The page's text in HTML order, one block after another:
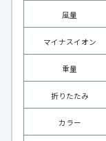
風量
マイナスイオン
重量
折りたたみ
カラー